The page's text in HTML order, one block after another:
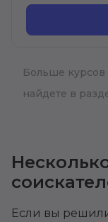
Больше
найдете в
Если вы